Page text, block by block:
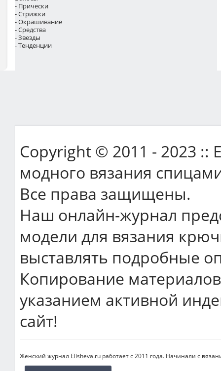
- Прически
- Стрижки
- Окрашивание
- Средства
- Звезды
- Тенденции
Copyright © 2011 - 2023 ::
модного вязания
Все права защищены.
Наш онлайн-журнал
модели для вязания
выставлять подробные
Копирование
указанием активной
сайт!
Женский журнал Elisheva.ru работает с 2011 года. Начинали с